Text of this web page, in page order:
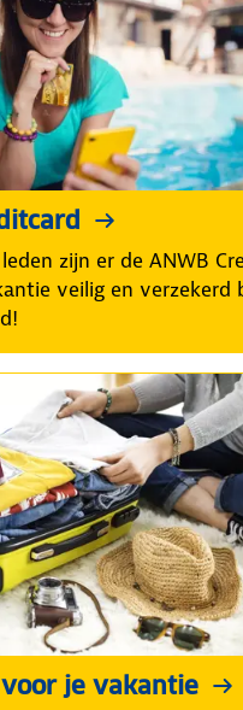
zijn er de ANWB
veilig en verzekerd
je vakantie